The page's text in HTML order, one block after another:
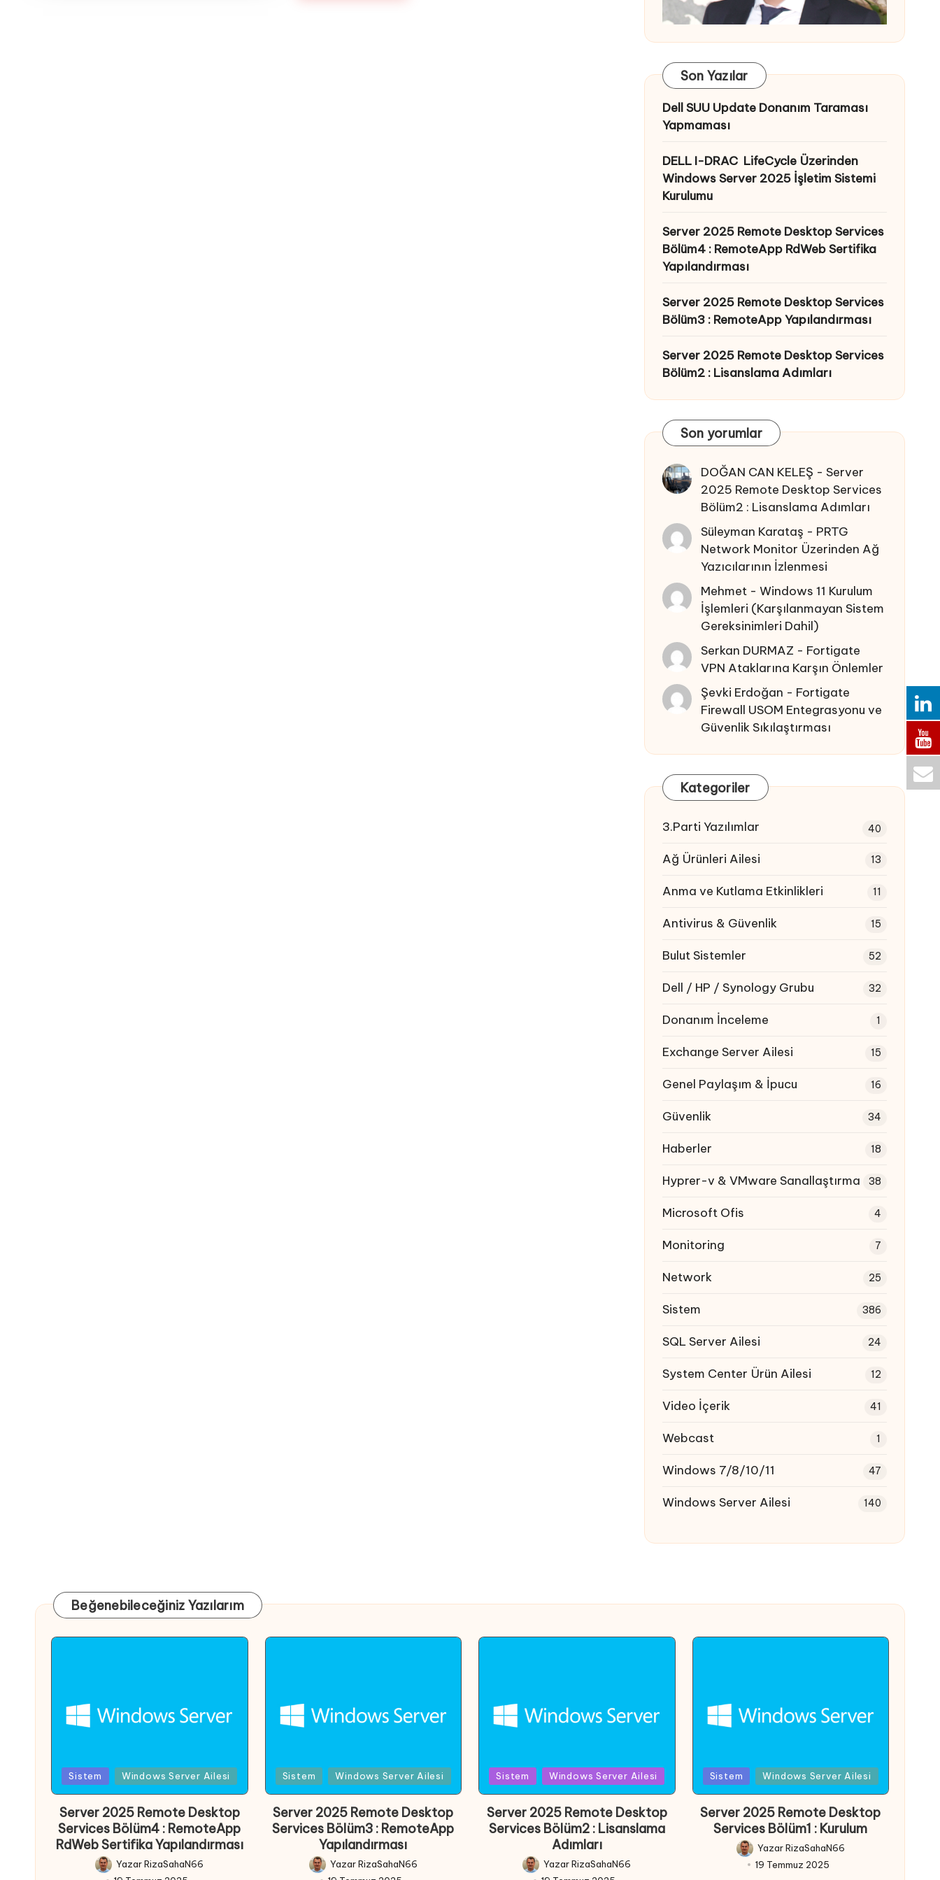
Son Yazılar
Dell SUU Update Donanım Taraması
Yapmaması
DELL I-DRAC LifeCycle Üzerinden
Windows Server 2025 İşletim Sistemi
Kurulumu
Server 2025 Remote Desktop Services
Bölüm4 : RemoteApp RdWeb Sertifika
Yapılandırması
Server 2025 Remote Desktop Services
Bölüm3 : RemoteApp Yapılandırması
Server 2025 Remote Desktop Services
Bölüm2 : Lisanslama Adımları
Son yorumlar
DOĞAN CAN KELEŞ -Server
2025 Remote Desktop Services
Bölüm2 : Lisanslama Adımları
Süleyman Karataş - PRTG
Network Monitor Üzerinden Ağ
Yazıcılarının İzlenmesi
Mehmet -Windows 11 Kurulum
İşlemleri (Karşılanmayan Sistem
Gereksinimleri Dahil)
Serkan DURMAZ - Fortigate
VPN Ataklarına Karşın Önlemler
Şevki Erdoğan - Fortigate
Firewall USOM Entegrasyonu ve
Güvenlik Sıkılaştırması
Kategoriler
3.Parti Yazılımlar 40
Ağ Ürünleri Ailesi 13
Anma ve Kutlama Etkinlikleri 11
Antivirus & Güvenlik 15
Bulut Sistemler 52
Dell / HP / Synology Grubu 32
Donanım İnceleme 1
Exchange Server Ailesi 15
Genel Paylaşım & İpucu 16
Güvenlik 34
Haberler 18
Hyprer-v & VMware Sanallaştırma 38
Microsoft Ofis 4
Monitoring 7
Network 25
Sistem 386
SQL Server Ailesi 24
System Center Ürün Ailesi 12
Video İçerik 41
Webcast 1
Windows 7/8/10/11 47
Windows Server Ailesi 140
Beğenebileceğiniz Yazılarım
Posted
in
Sistem Windows Server Ailesi
Server 2025 Remote Desktop
Services Bölüm4 : RemoteApp
RdWeb Sertifika Yapılandırması
Posted
YazarRizaSahaN66
Posted
in
Sistem Windows Server Ailesi
Server 2025 Remote Desktop
Services Bölüm3 : RemoteApp
Yapılandırması
Posted
YazarRizaSahaN66
Posted
in
Sistem Windows Server Ailesi
Server 2025 Remote Desktop
Services Bölüm2 : Lisanslama
Adımları
Posted
YazarRizaSahaN66
Posted
in
Sistem Windows Server Ailesi
Server 2025 Remote Desktop
Services Bölüm1 : Kurulum
Posted
YazarRizaSahaN66
19 Temmuz 2025